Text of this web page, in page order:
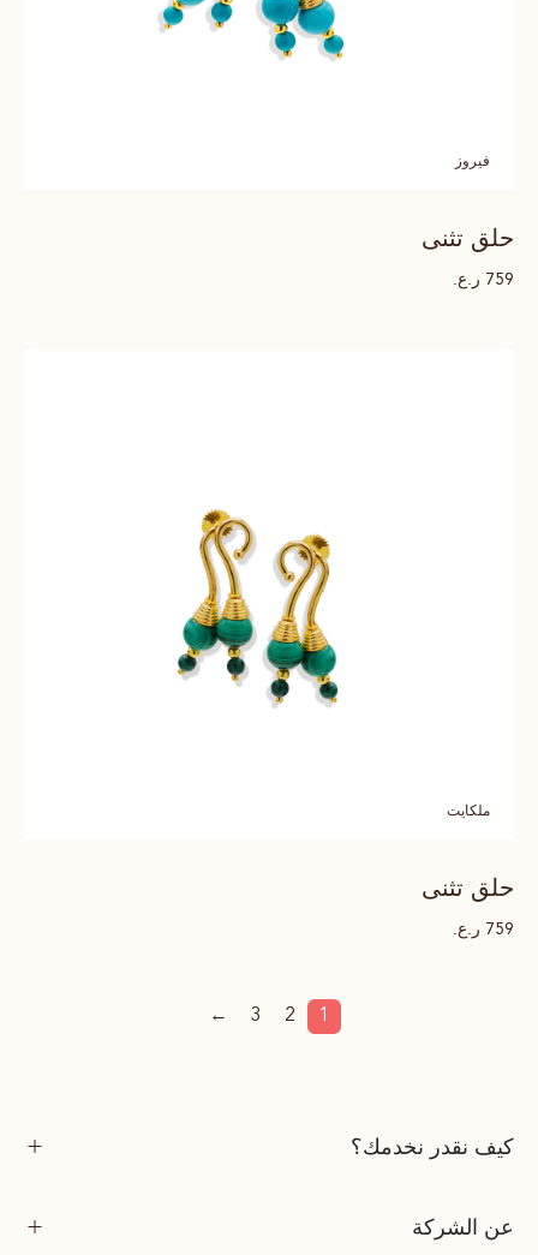
فيروز
حلق تثنى
759 ر.ع.
ملكايت
حلق تثنى
759 ر.ع.
1
2
3
←
كيف نقدر نخدمك؟
عن الشركة